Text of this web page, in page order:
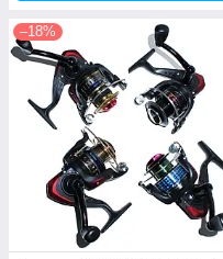
–18%